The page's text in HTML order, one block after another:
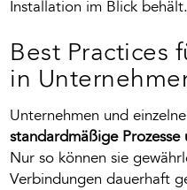
Installation im Blick behält.
Best Practices
in
Unternehmen und
standardmäßige Prozesse
Nur so können sie
Verbindungen dauerhaft